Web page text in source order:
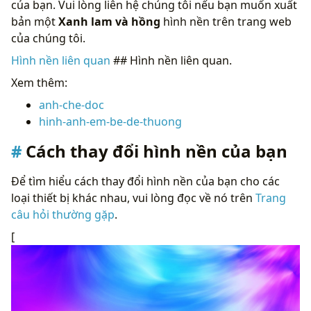
của bạn. Vui lòng liên hệ chúng tôi nếu bạn muốn xuất
bản mộtXanh lam và hồng hình nền trên trang web
của chúng tôi.
Hình nền liên quan ## Hình nền liên quan.
Xem thêm:
anh-che-doc
hinh-anh-em-be-de-thuong
Cách thay đổi hình nền của bạn
Để tìm hiểu cách thay đổi hình nền của bạn cho các
loại thiết bị khác nhau, vui lòng đọc về nó trên Trang
câu hỏi thường gặp.
[